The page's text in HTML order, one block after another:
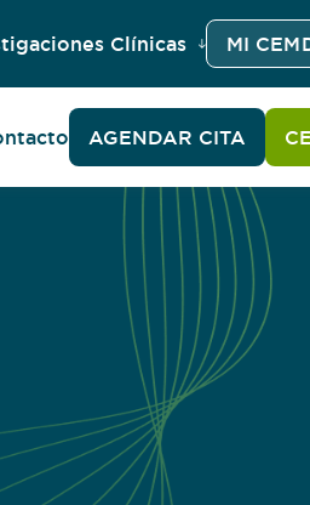
Clínicas MI
AGENDAR CITA